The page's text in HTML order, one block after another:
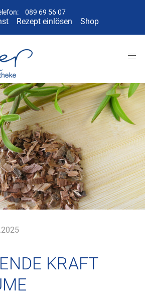
089 69 56 07
Rezept einlösen Shop
KRAFT